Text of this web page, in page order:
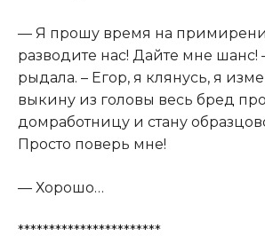
— Я прошу время на
разводите нас! Дайте мне шанс!
рыдала. – Егор, я клянусь, я
выкину из головы весь бред про
домработницу и стану
Просто поверь мне!
— Хорошо…
***********************